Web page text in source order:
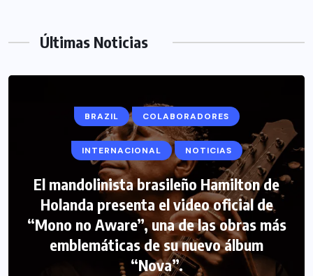
Últimas Noticias
BRAZIL COLABORADORES
INTERNACIONAL NOTICIAS
El mandolinista brasileño Hamilton de
Holanda presenta el video oficial de
“Mono no Aware”, una de las obras más
emblemáticas de su nuevo álbum
“Nova”.